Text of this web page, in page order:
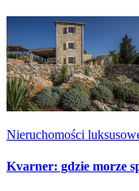
Nieruchomości
Kvarner: gdzie morze